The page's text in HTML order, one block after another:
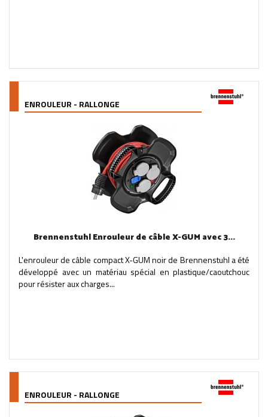
ENROULEUR - RALLONGE
Brennenstuhl Enrouleur de câble X-GUM avec 3...
L'enrouleur de câble compact X-GUM noir de Brennenstuhl a été
développé avec un matériau spécial en plastique/caoutchouc
pour résister aux charges...
ENROULEUR - RALLONGE